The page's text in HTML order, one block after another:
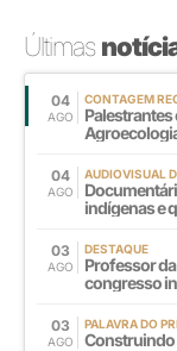
Últimas
04
AGO
CONTAGEM
Palestrantes
04
AGO
AUDIOVISUAL
indígenas e
03
AGO
DESTAQUE
Professor
congresso
03
AGO
PALAVRA DO
Construindo